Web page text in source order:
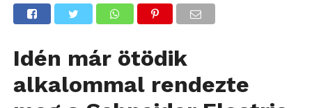
Idén már ötödik
alkalommal rendezte